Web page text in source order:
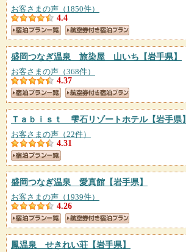
お客さまの声（1850件）
4.4
盛岡つなぎ温泉 旅染屋 山いち 【岩手県】
お客さまの声（368件）
4.37
Ｔａｂｉｓｔ 雫石リゾートホテル【岩手県】
お客さまの声（22件）
4.31
盛岡つなぎ温泉 愛真館 【岩手県】
お客さまの声（1939件）
4.26
鳳温泉 せきれい荘 【岩手県】